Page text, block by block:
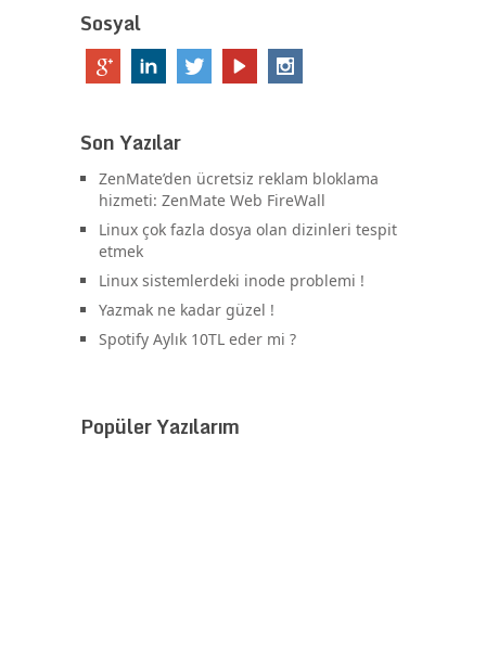
Sosyal
Son Yazılar
ZenMate’den ücretsiz reklam bloklama
hizmeti: ZenMate Web FireWall
Linux çok fazla dosya olan dizinleri tespit
etmek
Linux sistemlerdeki inode problemi !
Yazmak ne kadar güzel !
Spotify Aylık 10TL eder mi ?
Popüler Yazılarım